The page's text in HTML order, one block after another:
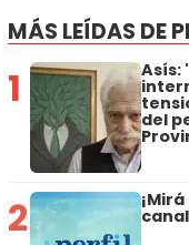
MÁS LEÍDAS DE
1 Asís:
del
2